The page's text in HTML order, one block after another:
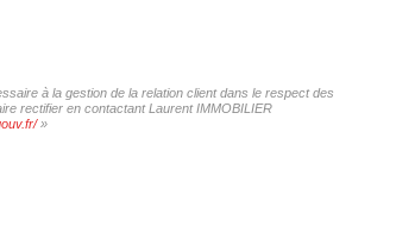
à la gestion de la relation client dans le respect des
rectifier en contactant Laurent IMMOBILIER
»